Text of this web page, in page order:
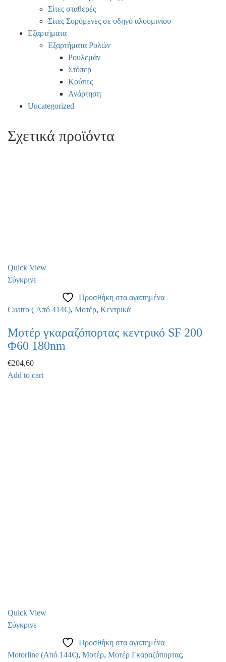
Σίτες σταθερές
Σίτες Συρόμενες σε οδηγό αλουμινίου
Εξαρτήματα
Εξαρτήματα Ρολών
Ρουλεμάν
Στόπερ
Κούπες
Ανάρτηση
Uncategorized
Σχετικά προϊόντα
Quick View
Σύγκρινε
Προσθήκη στα αγαπημένα
Cuatro ( Από 414€), Μοτέρ, Κεντρικά
Μοτέρ γκαραζόπορτας κεντρικό SF 200
Φ60 180nm
€204,60
Add to cart
Quick View
Σύγκρινε
Προσθήκη στα αγαπημένα
Motorline (Από 144€), Μοτέρ, Μοτέρ Γκαραζόπορτας,